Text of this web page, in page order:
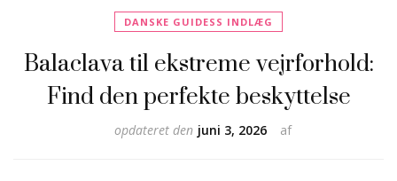
DANSKE GUIDESS INDLÆG
Balaclava til ekstreme vejrforhold:
Find den perfekte beskyttelse
af
opdateret den juni 3, 2026